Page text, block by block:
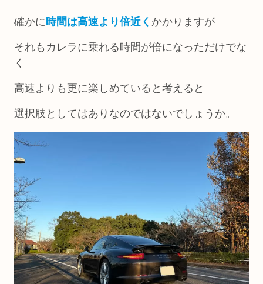
確かに 時間は高速より倍近く かかりますが
それもカレラに乗れる時間が倍になっただけでな
く
高速よりも更に楽しめていると考えると
選択肢としてはありなのではないでしょうか。